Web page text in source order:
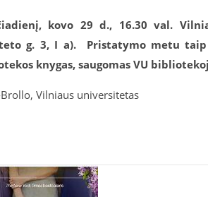
kovo 29 d., 16.30 val.
g. 3, I a).
Pristatymo metu
knygas, saugomas VU
Vilniaus universitetas